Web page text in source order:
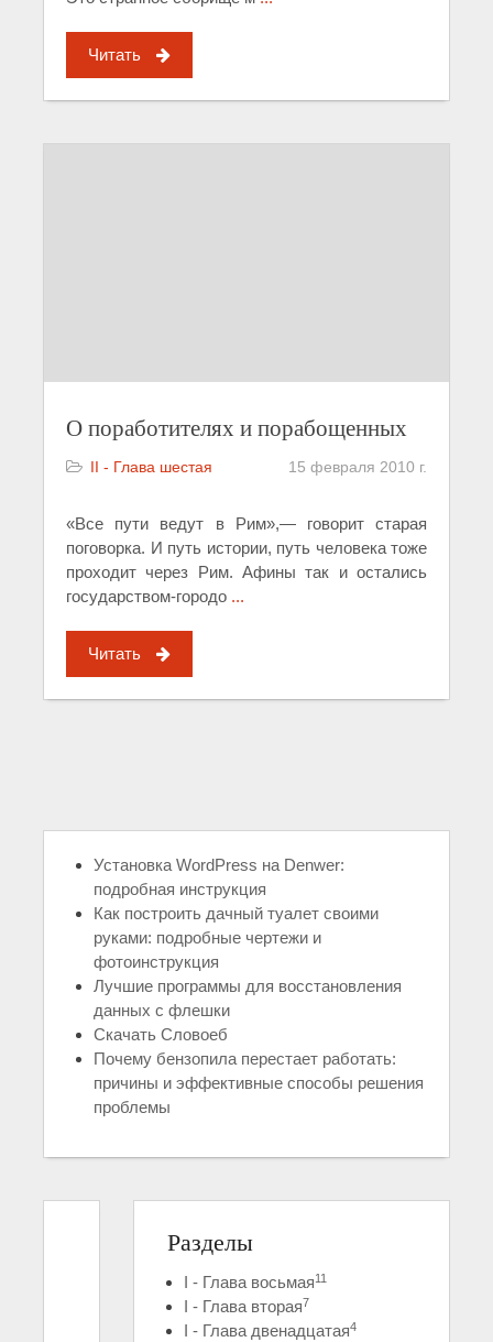
Читать
О поработителях и порабощенных
II - Глава шестая 15 февраля 2010 г.
«Все пути ведут в Рим»,— говорит старая
поговорка. И путь истории, путь человека тоже
проходит через Рим. Афины так и остались
государством-городо ...
Читать
Установка WordPress на Denwer:
подробная инструкция
Как построить дачный туалет своими
руками: подробные чертежи и
фотоинструкция
Лучшие программы для восстановления
данных с флешки
Скачать Словоеб
Почему бензопила перестает работать:
причины и эффективные способы решения
проблемы
Разделы
I - Глава восьмая11
I - Глава вторая7
I - Глава двенадцатая4